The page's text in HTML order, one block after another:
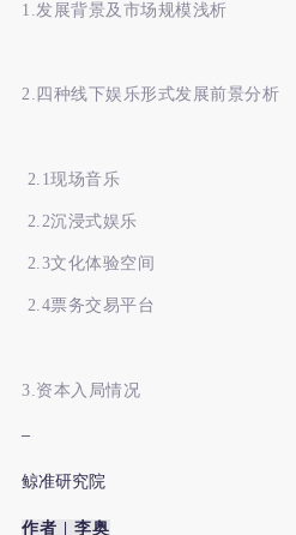
1.发展背景及市场规模浅析
2.四种线下娱乐形式发展前景分析
2.1现场音乐
2.2沉浸式娱乐
2.3文化体验空间
2.4票务交易平台
3.资本入局情况
–
鲸准研究院
作者 | 李奥